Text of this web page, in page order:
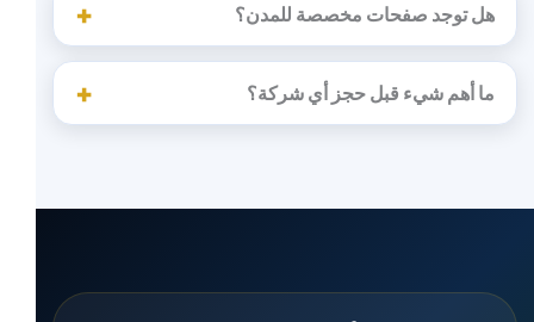
هل توجد صفحات مخصصة للمدن؟
ما أهم شيء قبل حجز أي شركة؟